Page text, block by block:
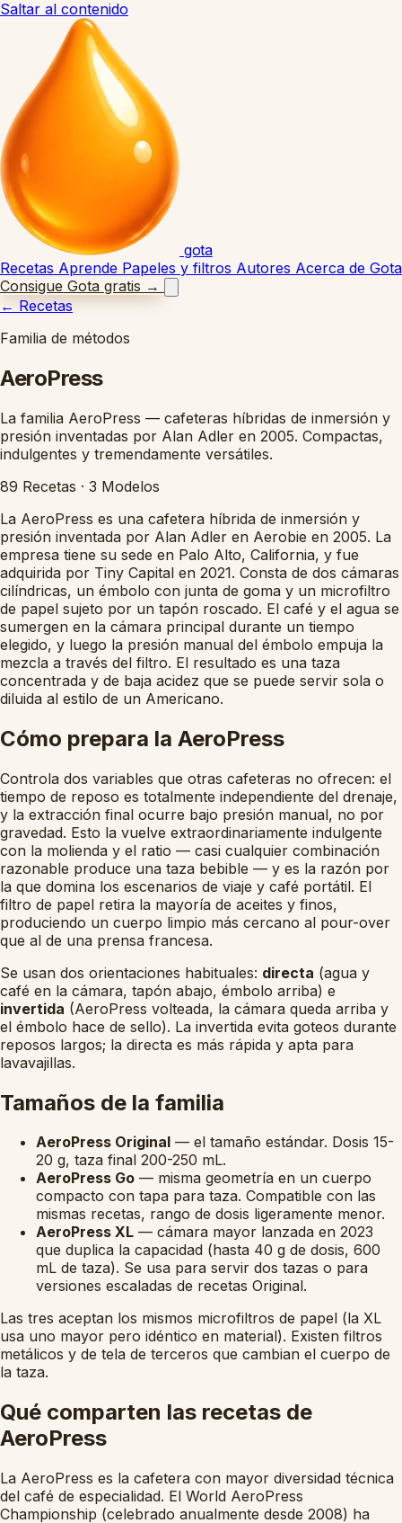
Saltar al contenido
gota
Recetas Aprende Papeles y filtros Autores Acerca de Gota
Consigue Gota gratis →
← Recetas
Familia de métodos
AeroPress
La familia AeroPress — cafeteras híbridas de inmersión y
presión inventadas por Alan Adler en 2005. Compactas,
indulgentes y tremendamente versátiles.
89 Recetas · 3 Modelos
La AeroPress es una cafetera híbrida de inmersión y
presión inventada por Alan Adler en Aerobie en 2005. La
empresa tiene su sede en Palo Alto, California, y fue
adquirida por Tiny Capital en 2021. Consta de dos cámaras
cilíndricas, un émbolo con junta de goma y un microfiltro
de papel sujeto por un tapón roscado. El café y el agua se
sumergen en la cámara principal durante un tiempo
elegido, y luego la presión manual del émbolo empuja la
mezcla a través del filtro. El resultado es una taza
concentrada y de baja acidez que se puede servir sola o
diluida al estilo de un Americano.
Cómo prepara la AeroPress
Controla dos variables que otras cafeteras no ofrecen: el
tiempo de reposo es totalmente independiente del drenaje,
y la extracción final ocurre bajo presión manual, no por
gravedad. Esto la vuelve extraordinariamente indulgente
con la molienda y el ratio — casi cualquier combinación
razonable produce una taza bebible — y es la razón por
la que domina los escenarios de viaje y café portátil. El
filtro de papel retira la mayoría de aceites y finos,
produciendo un cuerpo limpio más cercano al pour-over
que al de una prensa francesa.
Se usan dos orientaciones habituales: directa (agua y
café en la cámara, tapón abajo, émbolo arriba) e
invertida (AeroPress volteada, la cámara queda arriba y
el émbolo hace de sello). La invertida evita goteos durante
reposos largos; la directa es más rápida y apta para
lavavajillas.
Tamaños de la familia
AeroPress Original — el tamaño estándar. Dosis 15-
20 g, taza final 200-250 mL.
AeroPress Go — misma geometría en un cuerpo
compacto con tapa para taza. Compatible con las
mismas recetas, rango de dosis ligeramente menor.
AeroPress XL — cámara mayor lanzada en 2023
que duplica la capacidad (hasta 40 g de dosis, 600
mL de taza). Se usa para servir dos tazas o para
versiones escaladas de recetas Original.
Las tres aceptan los mismos microfiltros de papel (la XL
usa uno mayor pero idéntico en material). Existen filtros
metálicos y de tela de terceros que cambian el cuerpo de
la taza.
Qué comparten las recetas de
AeroPress
La AeroPress es la cafetera con mayor diversidad técnica
del café de especialidad. El World AeroPress
Championship (celebrado anualmente desde 2008) ha